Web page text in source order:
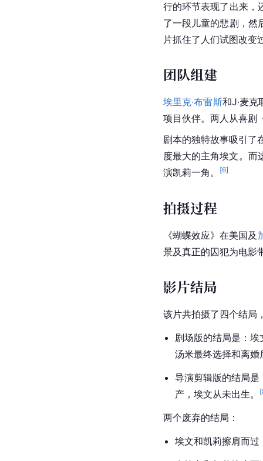
行的环节表现了出来，
了一段儿童的悲剧，然
片抓住了人们试图改变
团队组建
埃里克·布雷斯和J·麦克
项目伙伴。两人从喜剧
剧本的独特故事吸引了
度最大的主角埃文。而
演凯莉一角。 [6]
拍摄过程
《蝴蝶效应》在美国及
景及真正的囚犯为电影
影片结局
该片共拍摄了四个结局
剧场版的结局是：
汤米最终选择和离婚
导演剪辑版的结局
产，埃文从未出生。
[
两个废弃的结局：
埃文和凯莉擦肩而